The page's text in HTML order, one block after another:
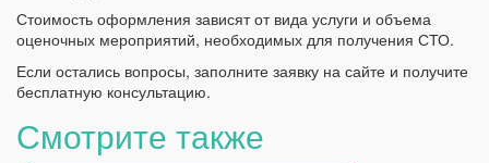
Стоимость оформления зависят от вида услуги и объема
оценочных мероприятий, необходимых для получения СТО.
Если остались вопросы, заполните заявку на сайте и получите
бесплатную консультацию.
Смотрите также